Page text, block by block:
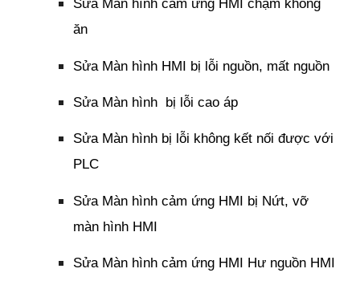
Sửa Màn hình cảm ứng HMI chạm không
ăn
Sửa Màn hình HMI bị lỗi nguồn, mất nguồn
Sửa Màn hình bị lỗi cao áp
Sửa Màn hình bị lỗi không kết nối được với
PLC
Sửa Màn hình cảm ứng HMI bị Nứt, vỡ
màn hình HMI
Sửa Màn hình cảm ứng HMI Hư nguồn HMI